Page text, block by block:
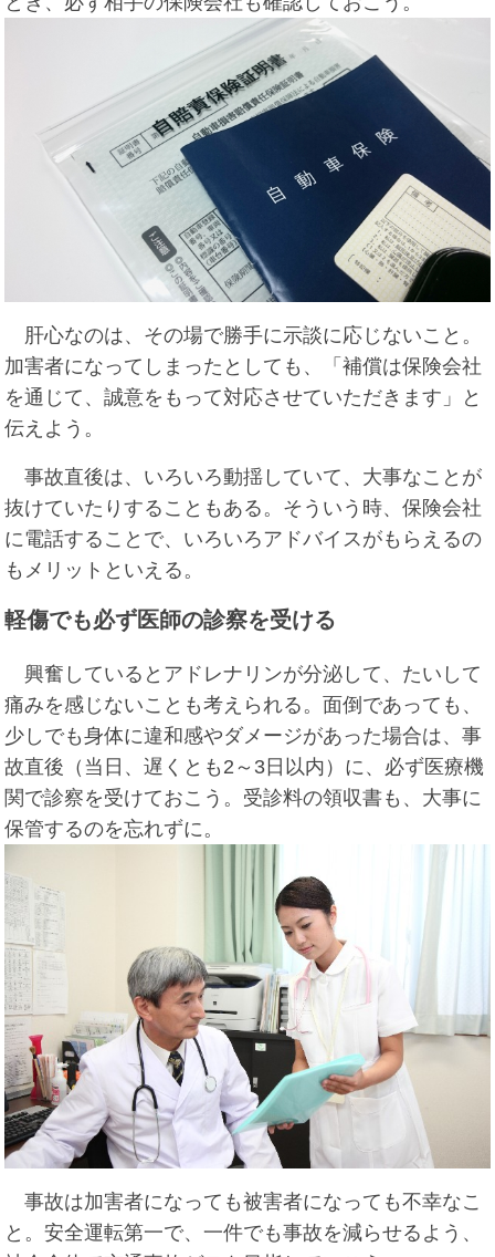
肝心なのは、その場で勝手に示談に応じないこと。
加害者になってしまったとしても、「補償は保険会社
を通じて、誠意をもって対応させていただきます」と
伝えよう。
事故直後は、いろいろ動揺していて、大事なことが
抜けていたりすることもある。そういう時、保険会社
に電話することで、いろいろアドバイスがもらえるの
もメリットといえる。
軽傷でも必ず医師の診察を受ける
興奮しているとアドレナリンが分泌して、たいして
痛みを感じないことも考えられる。面倒であっても、
少しでも身体に違和感やダメージがあった場合は、事
故直後（当日、遅くとも2～3日以内）に、必ず医療機
関で診察を受けておこう。受診料の領収書も、大事に
保管するのを忘れずに。
事故は加害者になっても被害者になっても不幸なこ
と。安全運転第一で、一件でも事故を減らせるよう、